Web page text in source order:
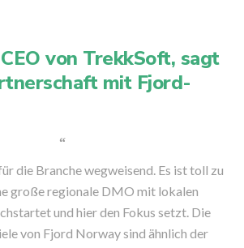
von TrekkSoft, sagt
mit Fjord-
“
die Branche wegweisend. Es ist toll zu
große regionale DMO mit lokalen
und hier den Fokus setzt. Die
von Fjord Norway sind ähnlich der